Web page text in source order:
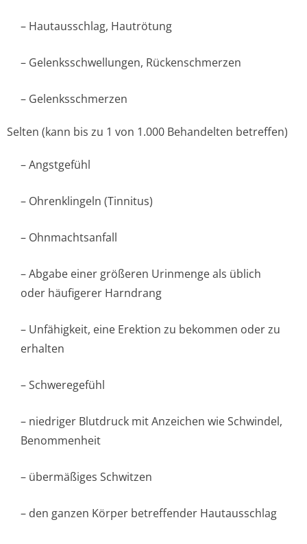
– Hautausschlag, Hautrötung
– Gelenksschwellun­gen, Rückenschmerzen
– Gelenksschmerzen
Selten (kann bis zu 1 von 1.000 Behandelten betreffen)
– Angstgefühl
– Ohrenklingeln (Tinnitus)
– Ohnmachtsanfall
– Abgabe einer größeren Urinmenge als üblich
oder häufigerer Harndrang
– Unfähigkeit, eine Erektion zu bekommen oder zu
erhalten
– Schweregefühl
– niedriger Blutdruck mit Anzeichen wie Schwindel,
Benommenheit
– übermäßiges Schwitzen
– den ganzen Körper betreffender Hautausschlag